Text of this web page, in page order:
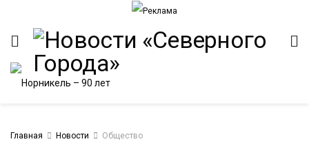
Главная Новости Общество